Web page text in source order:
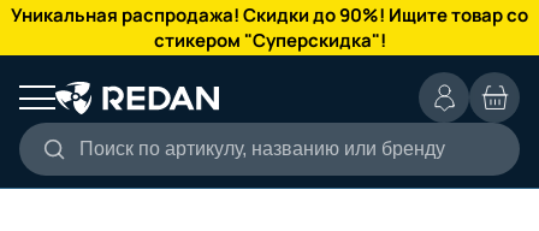
Уникальная распродажа! Скидки до 90%! Ищите товар со
стикером "Суперскидка"!
Поиск по артикулу, названию или бренду
КАТАЛОГ